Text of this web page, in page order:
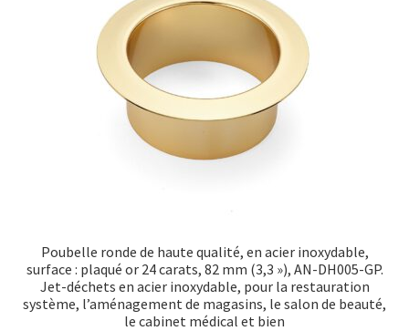
Transport maritime
Poubelle ronde de haute qualité, en acier inoxydable,
surface : plaqué or 24 carats, 82 mm (3,3 »), AN-DH005-GP.
Jet-déchets en acier inoxydable, pour la restauration
système, l’aménagement de magasins, le salon de beauté,
le cabinet médical et bien